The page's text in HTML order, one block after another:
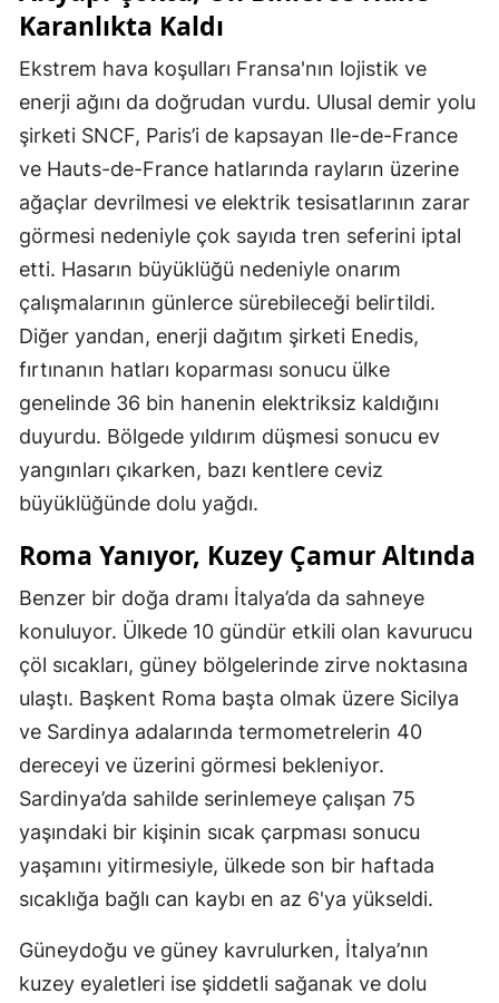
Karanlıkta Kaldı
Ekstrem hava koşulları Fransa'nın lojistik ve
enerji ağını da doğrudan vurdu. Ulusal demir yolu
şirketi SNCF, Paris’i de kapsayan Ile-de-France
ve Hauts-de-France hatlarında rayların üzerine
ağaçlar devrilmesi ve elektrik tesisatlarının zarar
görmesi nedeniyle çok sayıda tren seferini iptal
etti. Hasarın büyüklüğü nedeniyle onarım
çalışmalarının günlerce sürebileceği belirtildi.
Diğer yandan, enerji dağıtım şirketi Enedis,
fırtınanın hatları koparması sonucu ülke
genelinde 36 bin hanenin elektriksiz kaldığını
duyurdu. Bölgede yıldırım düşmesi sonucu ev
yangınları çıkarken, bazı kentlere ceviz
büyüklüğünde dolu yağdı.
Roma Yanıyor, Kuzey Çamur Altında
Benzer bir doğa dramı İtalya’da da sahneye
konuluyor. Ülkede 10 gündür etkili olan kavurucu
çöl sıcakları, güney bölgelerinde zirve noktasına
ulaştı. Başkent Roma başta olmak üzere Sicilya
ve Sardinya adalarında termometrelerin 40
dereceyi ve üzerini görmesi bekleniyor.
Sardinya’da sahilde serinlemeye çalışan 75
yaşındaki bir kişinin sıcak çarpması sonucu
yaşamını yitirmesiyle, ülkede son bir haftada
sıcaklığa bağlı can kaybı en az 6'ya yükseldi.
Güneydoğu ve güney kavrulurken, İtalya’nın
kuzey eyaletleri ise şiddetli sağanak ve dolu